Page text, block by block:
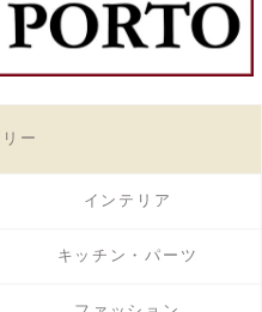
ー
インテリア
キッチン・パーツ